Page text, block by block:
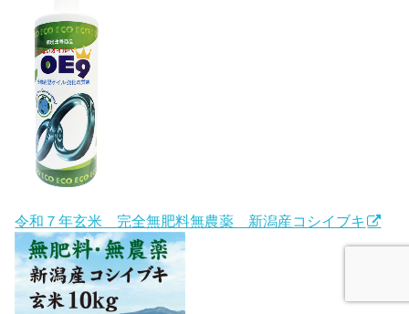
令和７年玄米 完全無肥料無農薬 新潟産コシイブキ